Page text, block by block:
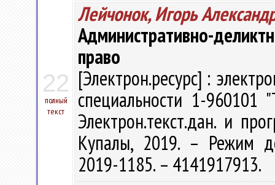
22
полный
текст
Лейчонок, Игорь
Административно-
право
[Электрон.ресурс] :
специальности 1-
Электрон.текст.дан. и
Купалы, 2019. – Режим
2019-1185. – 4141917913.